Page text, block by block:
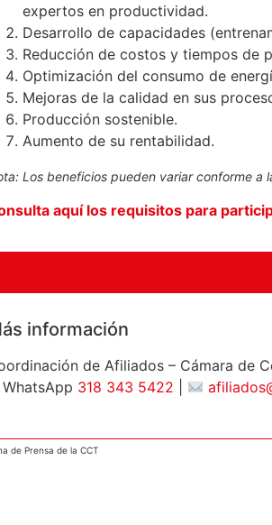
expertos en productividad.
Desarrollo de capacidades
Reducción de costos y tiempos de
Optimización del consumo de
Mejoras de la calidad en sus
Producción sostenible.
Aumento de su rentabilidad.
Los beneficios pueden variar conforme a
aquí los requisitos para
información
de Afiliados – Cámara de
WhatsApp 318 343 5422
de Prensa de la CCT